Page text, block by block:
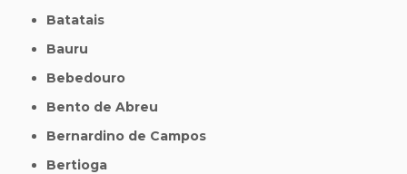
Batatais
Bauru
Bebedouro
Bento de Abreu
Bernardino de Campos
Bertioga